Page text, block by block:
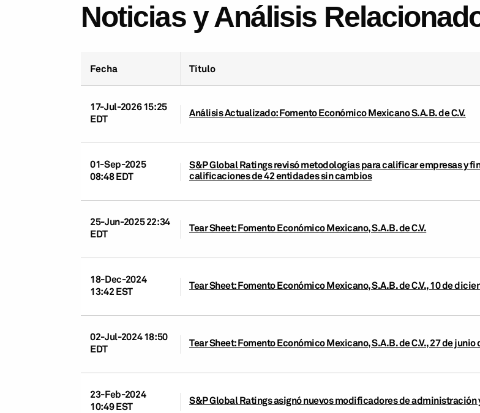
Noticias y Análisis
Fecha Título
17-Jul-2026 15:25
EDT
Análisis Actualizado: Fomento Económico Mexicano S.A.B. de C.V.
01-Sep-2025
08:48 EDT
S&P Global Ratings revisó metodologías para calificar empresas y
calificaciones de 42 entidades sin cambios
25-Jun-2025 22:34
EDT
Tear Sheet: Fomento Económico Mexicano, S.A.B. de C.V.
18-Dec-2024
13:42 EST
Tear Sheet: Fomento Económico Mexicano, S.A.B. de C.V., 10 de
02-Jul-2024 18:50
EDT
Tear Sheet: Fomento Económico Mexicano, S.A.B. de C.V., 27 de junio
23-Feb-2024
10:49 EST
S&P Global Ratings asignó nuevos modificadores de